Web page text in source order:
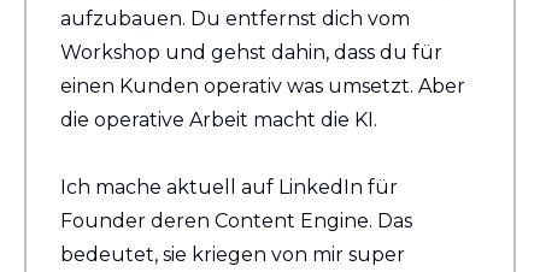
aufzubauen. Du entfernst dich vom
Workshop und gehst dahin, dass du für
einen Kunden operativ was umsetzt. Aber
die operative Arbeit macht die KI.
Ich mache aktuell auf LinkedIn für
Founder deren Content Engine. Das
bedeutet, sie kriegen von mir super